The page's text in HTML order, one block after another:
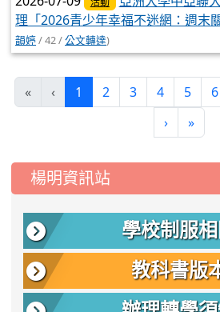
理「2026青少年幸福不迷網：週末
韻婷/ 42 /公文轉達)
« ‹ 1 (current)
2 3 4 5 6
›
»
::: 楊明資訊站
學校制服相
教科書版